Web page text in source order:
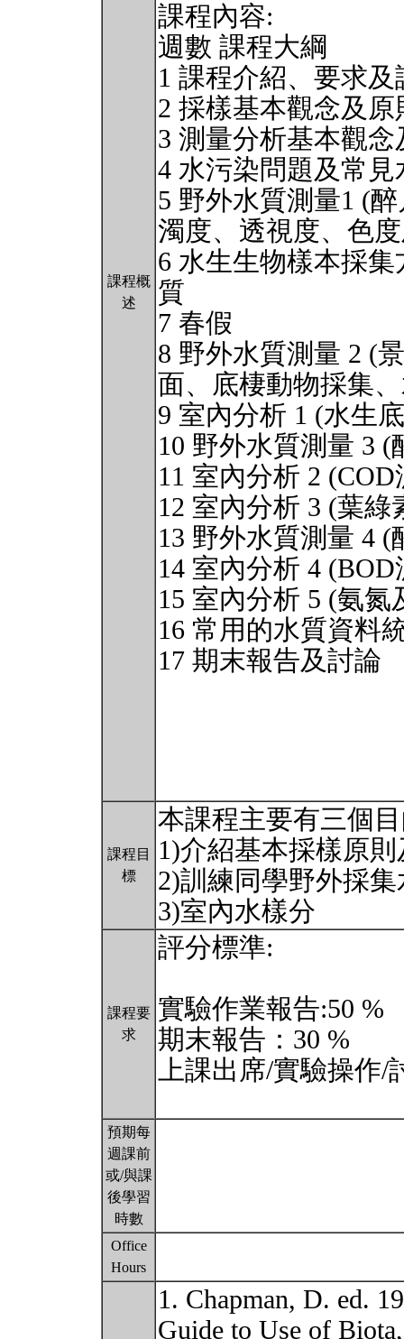
課程概
述
課程內容:
週數 課程大綱
1 課程介紹、要求
2 採樣基本觀念及原
3 測量分析基本觀
4 水污染問題及常
5 野外水質測量1 (
濁度、透視度、色
6 水生生物樣本採
質
7 春假
8 野外水質測量 2 (
面、底棲動物採集
9 室內分析 1 (水生
10 野外水質測量 3 (
11 室內分析 2 (COD
12 室內分析 3 (葉
13 野外水質測量 4 (
14 室內分析 4 (BOD
15 室內分析 5 (氨氮
16 常用的水質資料
17 期末報告及討論
課程目
標
本課程主要有三個
1)介紹基本採樣原
2)訓練同學野外採
3)室內水樣分
課程要
求
評分標準:
實驗作業報告:50 %
期末報告：30 %
上課出席/實驗操作/
預期每
週課前
或/與課
後學習
時數
Office
Hours
1. Chapman, D. ed.
Guide to Use of